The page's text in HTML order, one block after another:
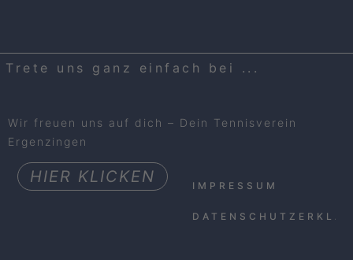
Trete uns ganz einfach bei ...
Wir freuen uns auf dich – Dein Tennisverein
Ergenzingen
HIER KLICKEN IMPRESSUM